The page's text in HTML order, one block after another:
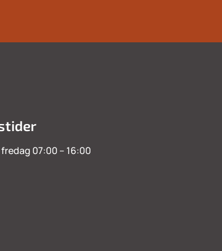
07:00 – 16:00